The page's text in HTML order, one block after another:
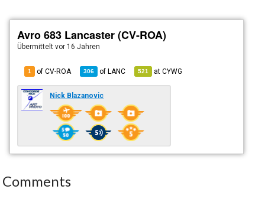
Avro 683 Lancaster (CV-ROA)
Übermitteltvor 16 Jahren
1 of CV-ROA 306 ofLANC 521 atCYWG
Nick Blazanovic
Comments